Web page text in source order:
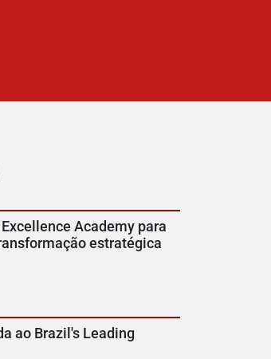
Academy para
estratégica
ao Brazil's Leading